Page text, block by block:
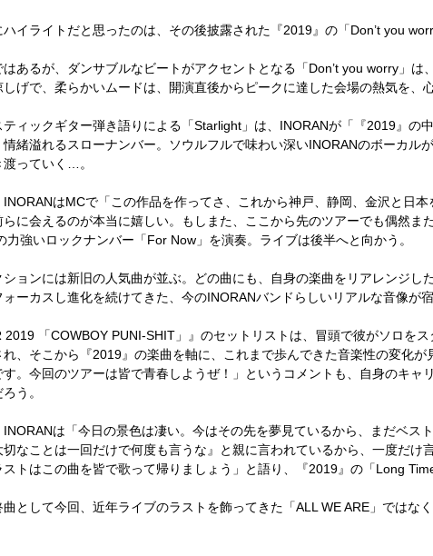
イライトだと思ったのは、その後披露された『2019』の「Don’t you
あるが、ダンサブルなビートがアクセントとなる「Don’t you worry」は
しげで、柔らかいムードは、開演直後からピークに達した会場の熱気を、
ィックギター弾き語りによる「Starlight」は、INORANが「『2019』の
情緒溢れるスローナンバー。ソウルフルで味わい深いINORANのボーカル
っていく…。
はMCで「この作品を作ってさ、これから神戸、静岡、金沢と日
らに会えるのが本当に嬉しい。もしまた、ここから先のツアーでも偶然ま
力強いロックナンバー「For Now」を演奏。ライブは後半へと向かう。
ョンには新旧の人気曲が並ぶ。どの曲にも、自身の楽曲をリアレンジし
ォーカスし進化を続けてきた、今のINORANバンドらしいリアルな音像が
「COWBOY PUNI-SHIT」』のセットリストは、冒頭で彼がソロを
れ、そこから『2019』の楽曲を軸に、これまで歩んできた音楽性の変化
す。今回のツアーは皆で青春しようぜ！」というコメントも、自身のキャ
う。
は「今日の景色は凄い。今はその先を夢見ているから、まだベス
なことは一回だけで何度も言うな』と親に言われているから、一度だけ
トはこの曲を皆で歌って帰りましょう」と語り、『2019』の「Long
として今回、近年ライブのラストを飾ってきた「ALL WE ARE」ではな